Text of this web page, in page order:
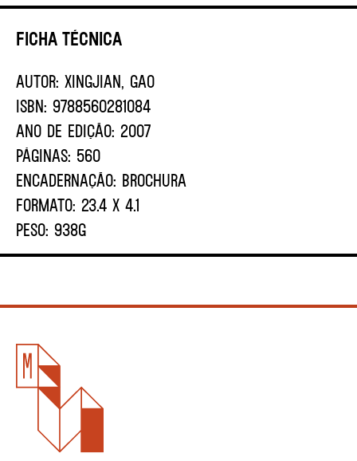
Ficha Técnica
AUTOR: Xingjian, Gao
ISBN: 9788560281084
ANO DE EDIÇÃO: 2007
PÁGINAS: 560
ENCADERNAÇÃO: BROCHURA
FORMATO: 23.4 X 4.1
PESO: 938G